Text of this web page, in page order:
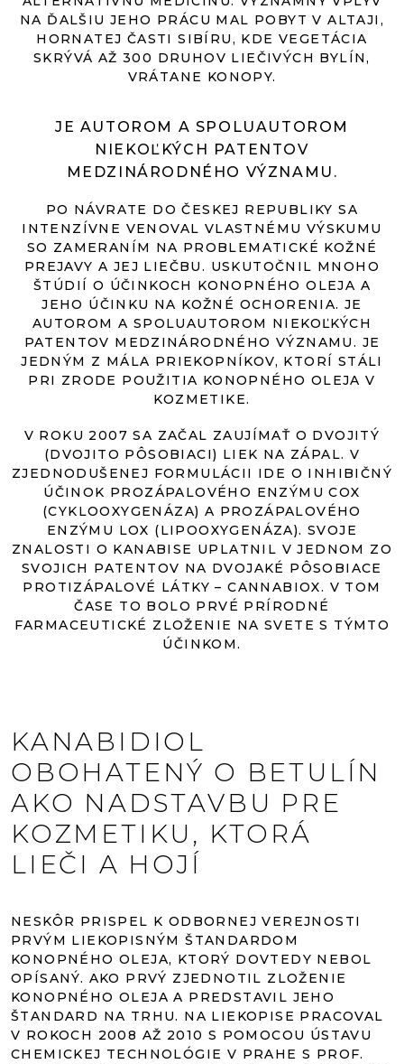
NA ĎALŠIU JEHO PRÁCU MAL POBYT V ALTAJI,
HORNATEJ ČASTI SIBÍRU, KDE VEGETÁCIA
SKRÝVÁ AŽ 300 DRUHOV LIEČIVÝCH BYLÍN,
VRÁTANE KONOPY.
JE AUTOROM A SPOLUAUTOROM
NIEKOĽKÝCH PATENTOV
MEDZINÁRODNÉHO VÝZNAMU.
PO NÁVRATE DO ČESKEJ REPUBLIKY SA
INTENZÍVNE VENOVAL VLASTNÉMU VÝSKUMU
SO ZAMERANÍM NA PROBLEMATICKÉ KOŽNÉ
PREJAVY A JEJ LIEČBU. USKUTOČNIL MNOHO
ŠTÚDIÍ O ÚČINKOCH KONOPNÉHO OLEJA A
JEHO ÚČINKU NA KOŽNÉ OCHORENIA. JE
AUTOROM A SPOLUAUTOROM NIEKOĽKÝCH
PATENTOV MEDZINÁRODNÉHO VÝZNAMU. JE
JEDNÝM Z MÁLA PRIEKOPNÍKOV, KTORÍ STÁLI
PRI ZRODE POUŽITIA KONOPNÉHO OLEJA V
KOZMETIKE.
V ROKU 2007 SA ZAČAL ZAUJÍMAŤ O DVOJITÝ
(DVOJITO PÔSOBIACI) LIEK NA ZÁPAL. V
ZJEDNODUŠENEJ FORMULÁCII IDE O INHIBIČNÝ
ÚČINOK PROZÁPALOVÉHO ENZÝMU COX
(CYKLOOXYGENÁZA) A PROZÁPALOVÉHO
ENZÝMU LOX (LIPOOXYGENÁZA). SVOJE
ZNALOSTI O KANABISE UPLATNIL V JEDNOM ZO
SVOJICH PATENTOV NA DVOJAKÉ PÔSOBIACE
PROTIZÁPALOVÉ LÁTKY – CANNABIOX. V TOM
ČASE TO BOLO PRVÉ PRÍRODNÉ
FARMACEUTICKÉ ZLOŽENIE NA SVETE S TÝMTO
ÚČINKOM.
KANABIDIOL
OBOHATENÝ O BETULÍN
AKO NADSTAVBU PRE
KOZMETIKU, KTORÁ
LIEČI A HOJÍ
NESKÔR PRISPEL K ODBORNEJ VEREJNOSTI
PRVÝM LIEKOPISNÝM ŠTANDARDOM
KONOPNÉHO OLEJA, KTORÝ DOVTEDY NEBOL
OPÍSANÝ. AKO PRVÝ ZJEDNOTIL ZLOŽENIE
KONOPNÉHO OLEJA A PREDSTAVIL JEHO
ŠTANDARD NA TRHU. NA LIEKOPISE PRACOVAL
V ROKOCH 2008 AŽ 2010 S POMOCOU ÚSTAVU
CHEMICKEJ TECHNOLÓGIE V PRAHE S PROF.